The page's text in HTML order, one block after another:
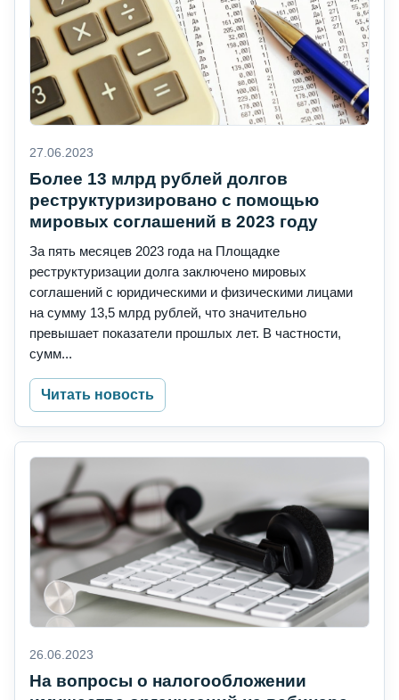
27.06.2023
Более 13 млрд рублей долгов
реструктуризировано с помощью
мировых соглашений в 2023 году
За пять месяцев 2023 года на Площадке
реструктуризации долга заключено мировых
соглашений с юридическими и физическими лицами
на сумму 13,5 млрд рублей, что значительно
превышает показатели прошлых лет. В частности,
сумм...
Читать новость
26.06.2023
На вопросы о налогообложении